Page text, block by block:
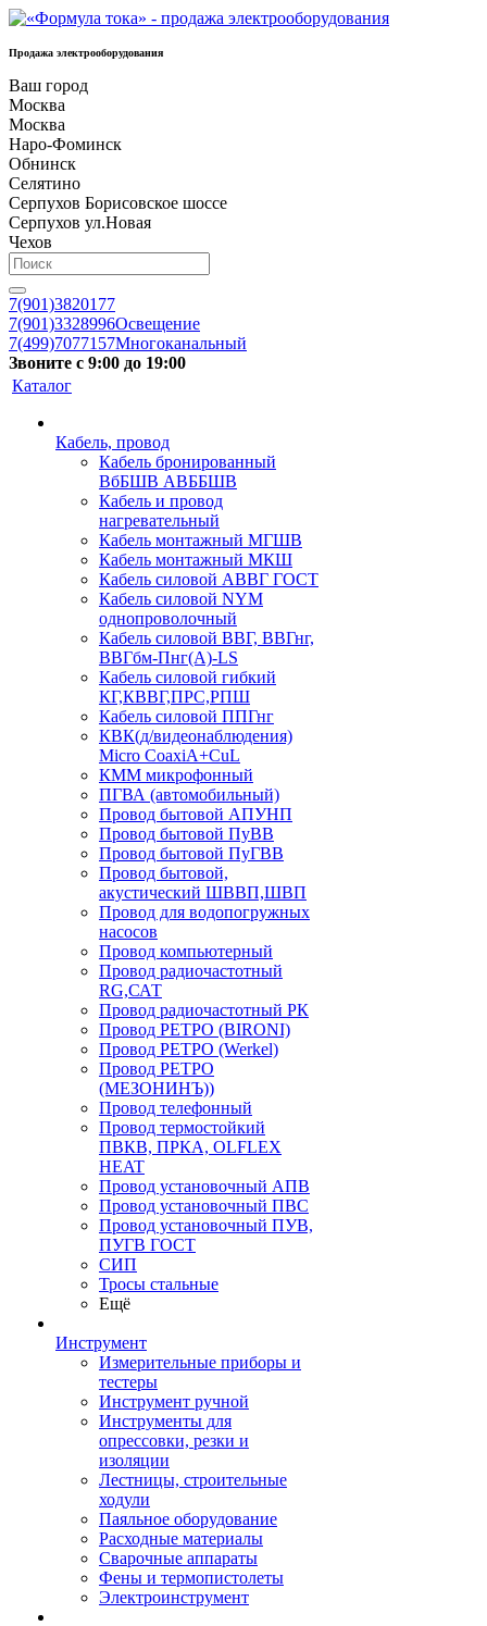
Продажа электрооборудования
Ваш город
Москва
Москва
Наро-Фоминск
Обнинск
Селятино
Серпухов Борисовское шоссе
Серпухов ул.Новая
Чехов
7(901)3820177
7(901)3328996Освещение
7(499)7077157Многоканальный
Звоните с 9:00 до 19:00
Каталог
Кабель, провод
Кабель бронированный
ВбБШВ АВББШВ
Кабель и провод
нагревательный
Кабель монтажный МГШВ
Кабель монтажный МКШ
Кабель силовой АВВГ ГОСТ
Кабель силовой NYM
однопроволочный
Кабель силовой ВВГ, ВВГнг,
ВВГбм-Пнг(А)-LS
Кабель силовой гибкий
КГ,КВВГ,ПРС,РПШ
Кабель силовой ППГнг
КВК(д/видеонаблюдения)
Micro CoaxiA+CuL
КММ микрофонный
ПГВА (автомобильный)
Провод бытовой АПУНП
Провод бытовой ПуВВ
Провод бытовой ПуГВВ
Провод бытовой,
акустический ШВВП,ШВП
Провод для водопогружных
насосов
Провод компьютерный
Провод радиочастотный
RG,САТ
Провод радиочастотный РК
Провод РЕТРО (BIRONI)
Провод РЕТРО (Werkel)
Провод РЕТРО
(МЕЗОНИНЪ))
Провод телефонный
Провод термостойкий
ПВКВ, ПРКА, OLFLEX
HEAT
Провод установочный АПВ
Провод установочный ПВС
Провод установочный ПУВ,
ПУГВ ГОСТ
СИП
Тросы стальные
Ещё
Инструмент
Измерительные приборы и
тестеры
Инструмент ручной
Инструменты для
опрессовки, резки и
изоляции
Лестницы, строительные
ходули
Паяльное оборудование
Расходные материалы
Сварочные аппараты
Фены и термопистолеты
Электроинструмент